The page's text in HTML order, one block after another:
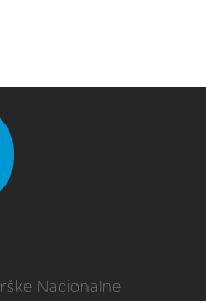
Nacionalne